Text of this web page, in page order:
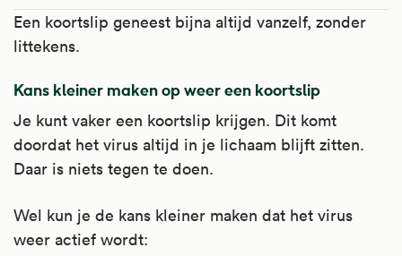
Het is te gebruiken bij verstopping (in de
de darm leeg te maken voor een
darmonderzoek of darmoperatie. Het wordt
soms gebruikt bij vergiftiging, om de darmen
snel leeg te maken, bij
en een verstopping of darmafsluiting in de
laatste levensfase (palliatieve zorg).
Artsen schrijven het voor bij herpes genitalis,
virusinfecties. Soms om virusinfecties te
voorkomen.
Kijk voor meer informatie op
Apotheek.nl
.
indrogend. Afhankelijk van de basis waarin
het is verwerkt, werkt het ook jeukstillend en
Zinkoxide wordt bij veel huidaandoeningen
gebruikt. De belangrijkste aandoeningen
waarbij het kan worden toegepast zijn
zoals bij doorligwonden en herpes genitalis
en bij kapotte mondhoeken.
Artsen schrijven het voor bij herpes genitalis,
volwassenen) en andere virusinfecties. Soms
om virusinfecties te voorkomen.
Kijk voor meer informatie op
Apotheek.nl
.
gebruiken bij koortslip en bij gordelroos in
de gezichtszenuw rond de ogen en het
Apotheek.nl
Een koortslip geneest bijna altijd vanzelf, zonder
littekens.
Kans kleiner maken op weer een koortslip
Je kunt vaker een koortslip krijgen. Dit komt
doordat het virus altijd in je lichaam blijft zitten.
Daar is niets tegen te doen.
Wel kun je de kans kleiner maken dat het virus
weer actief wordt: